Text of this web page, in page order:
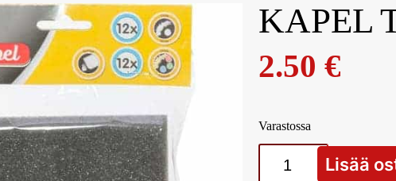
KAPEL
2.50 €
Varastossa
Lisää